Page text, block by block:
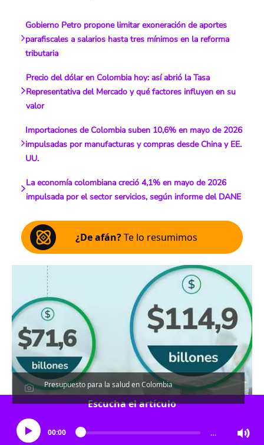
Gobierno Petro propone limitar exoneración de aportes
parafiscales a salarios hasta tres mínimos en la reforma
tributaria
Precio del dólar en Colombia hoy: así abrió la Tasa
Representativa del Mercado y qué factores influyen en su
valor
Importaciones de Colombia suben 10,6% en mayo de 2026
impulsadas por manufacturas y compras desde China y EE.
UU.
La economía colombiana creció 4,1% en mayo de 2026
impulsada por el sector servicios, según informe del DANE
¿De afán?Te lo resumimos
Presupuesto para la salud en Colombia
Escucha el artículo
00:00 …